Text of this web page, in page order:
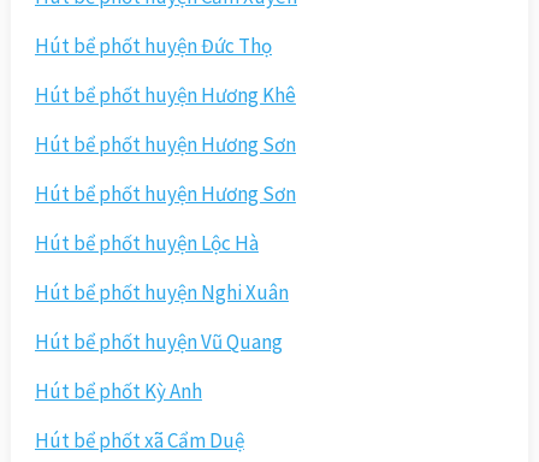
Hút bể phốt huyện Đức Thọ
Hút bể phốt huyện Hương Khê
Hút bể phốt huyện Hương Sơn
Hút bể phốt huyện Hương Sơn
Hút bể phốt huyện Lộc Hà
Hút bể phốt huyện Nghi Xuân
Hút bể phốt huyện Vũ Quang
Hút bể phốt Kỳ Anh
Hút bể phốt xã Cẩm Duệ